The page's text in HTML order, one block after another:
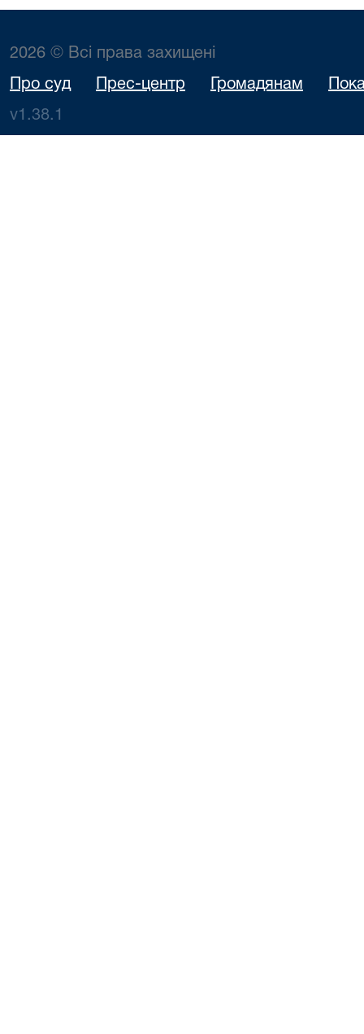
2026 © Всі права захищені
Про суд Прес-центр Громадянам
v1.38.1